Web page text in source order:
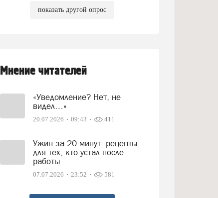
показать другой опрос
Мнение читателей
«Уведомление? Нет, не
видел…»
20.07.2026 09:43 411
Ужин за 20 минут: рецепты
для тех, кто устал после
работы
07.07.2026 23:52 581